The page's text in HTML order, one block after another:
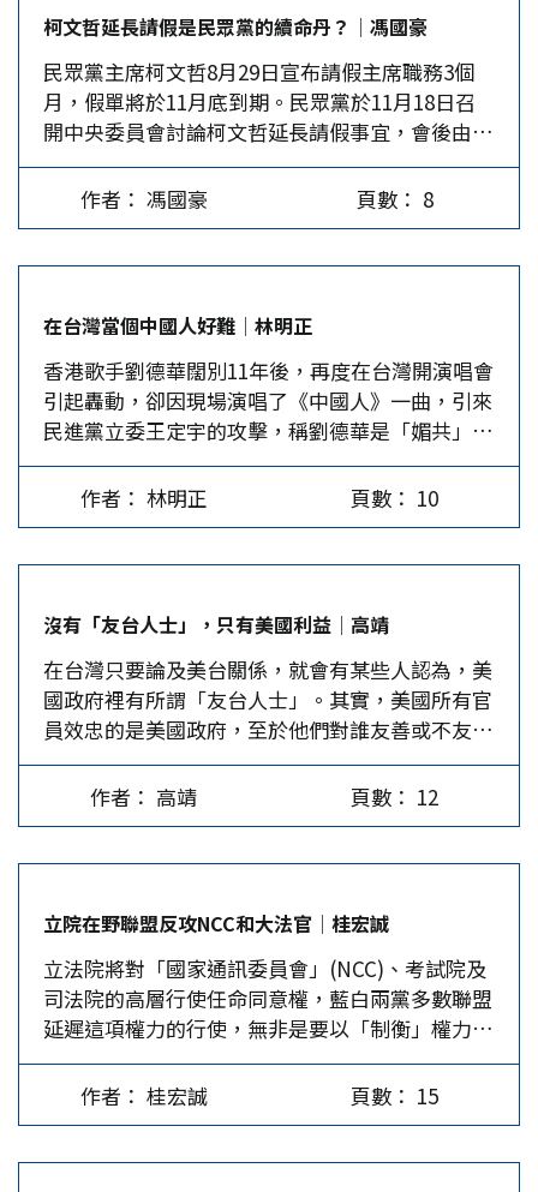
武力統一」。台灣民眾能不對台海兵凶戰危憂心
嗎？ 人事任命不當及霸凌案，致使賴清德的聲望
與內閣滿意度均創新低，也促發所有「非綠選民」
期待，國民黨能善用立法院的優勢，揪出民進黨的
弊端，並聯合縣市諸侯打造出一個公平、廉潔、繁
榮的台灣，並盡全力改善兩岸關係，以確保台灣長
治久安。可惜，從國民黨11月24日舉辦的活動現場
來看，這種期待恐怕要落空了。 國民黨全代會暨
言的環節，但仍有黨代表劉旭明在提案說明階段，
上台質問國民黨：「講統一很難嗎？」…
黨 賴清德掌政逾半年來，手握黨政大權，在罷免
國民黨籍基隆市長謝國樑失敗後仍不收手，擬繼續
罷免國民黨一些立委，打算在選輸的選區翻盤。如
果罷免算文鬥，那更狠的文鬥是解散政黨。 法律
規定只有政黨的主管機關可提解散聲請，所以兩年
前有自然人聲請解散民進黨時，被憲法法庭駁回；
如今內政部出手，聲請解散中華統一促進黨（下稱
統促黨），所持理由是：2010至2024年間，各警
藥等罪；其中號稱有統促黨幹部開直播前後收到
7400萬元，介入台灣選舉等行為。…
柯文哲延長請假是民眾黨的續命丹？│馮國豪
民眾黨主席柯文哲8月29日宣布請假主席職務3個
月，假單將於11月底到期。民眾黨於11月18日召
開中央委員會討論柯文哲延長請假事宜，會後由民
眾黨「中央緊急應變小組」召集人林富男宣布，14
位委員一致通過，柯文哲繼續請假3個月，至2025
年2月28日。 根據民眾黨章程第16條，「黨主席請
完成補選，其任期至原黨主席之任期屆滿之日」。
根據章程，柯文哲若沒有繼續請假，民眾黨必須推
出代理主席，同時要進行主席補選。 讓柯續請假
是最好選擇 11月18日中央委員會的決議其實存在
兩個問題：一是柯文哲延長請假是否出於柯的意
願？二是到了2025年2月28日，柯文哲若繼續延
押，能否繼續請假？後者，中評委主委李偉華已暗
示，黨章沒有限制請假的期限。或許外界看來這有
位子，讓柯「被」繼續請假，雖然「鄉愿」，卻也
是不得已的作法。 以目前民眾黨內的權力結構來
看，黨務系統幾乎由黃珊珊系統人馬操控，但她被
停權三年，無法擔任（代理）主席；黃國昌聲量最
大，但難以掌握黨務系統，真要透過中央委員推舉
主席，未必有足夠實力；而蔡壁如在地方實力最
強，但與黃珊珊的黨務系統及柯家有所扞格，雖有
意與黃國昌結合，推舉黃國昌為代理主席，但黃有
導模式確實是避免黨內分裂的最好選擇。…
作者： 馮國豪 頁數： 8
在台灣當個中國人好難│林明正
香港歌手劉德華闊別11年後，再度在台灣開演唱會
引起轟動，卻因現場演唱了《中國人》一曲，引來
民進黨立委王定宇的攻擊，稱劉德華是「媚共」，
不值得一看；綠營媒體人王義川也說，演唱《中國
人》「是非常『中國』的設計」。這種批評引來網
友撻伐，指《中國人》這首歌無論是作曲的陳耀
國人的事實嗎？ 在劉德華在台北演唱《中國人》
的同時，大陸珠海正舉辦著名的航展，吸引了60萬
人參觀。台灣有名軍事評論者，綽號「小艦長」的
海軍前艦長呂禮詩，在現場哽咽說，想讓台灣觀眾
知道「我們中國有多強」。呂禮詩的有感而發，同
樣引來綠營排山倒海的攻擊。國民黨前黃復興黨部
主委臧幼俠也才因8月出席香港和統會活動，遭到
停領75%月退俸5年的處分。 台灣的中國人處境艱
法可管。民進黨立委邱志偉立即提案，要求將「少
校以上且領有終身俸人員」納入，以擴大處分範
圍。可惜呂禮詩和臧幼俠或許知名度不夠大，少有
人聞問、聲援。 比呂、臧二人更慘的是中華統一
促進黨，被內政部認定犯罪成員破百人，以顯有危
害自由民主、憲政秩序為由，向憲法法庭聲請解
散。其實所有人都知道，統促黨會被聲請解散的原
因，跟什麼「犯罪成員破百人」沒有半點關係。關
作者： 林明正 頁數： 10
沒有「友台人士」，只有美國利益│高靖
在台灣只要論及美台關係，就會有某些人認為，美
國政府裡有所謂「友台人士」。其實，美國所有官
員效忠的是美國政府，至於他們對誰友善或不友
善，只是基於美國利益優先，每個人採取的作法與
選擇有所不同。 美國總統艾森豪曾在1960年卸任
前親訪台灣，同時與中華民國政府簽訂《中美共同
為「友台」。實際情況卻非如此，艾森豪的政治立
場是建立在一個錯誤的假設上－骨牌理論。 艾森
豪是為美國霸權反共 艾森豪與許多美國官員當時
都認定，蘇聯一定會向外擴張，美國必須要圍堵阻
絕共產勢力的擴張。艾森豪與台北的確存在一些平
行利益，但絕不是雙方的共同利益。艾森豪之所以
反共，是為了維繫美國在國際社會的支配地位，不
是為幫助蔣介石反共復國；蔣反共則是為了拿回他
作者： 高靖 頁數： 12
立院在野聯盟反攻NCC和大法官│桂宏誠
立法院將對「國家通訊委員會」(NCC)、考試院及
司法院的高層行使任命同意權，藍白兩黨多數聯盟
延遲這項權力的行使，無非是要以「制衡」權力，
促使行政院院長和總統提名適當人選。畢竟過去在
民進黨的「全面執政」下，除考試院因其職權與人
民無直接關係，可低調配合執政黨政策外，NCC和
作者： 桂宏誠 頁數： 15